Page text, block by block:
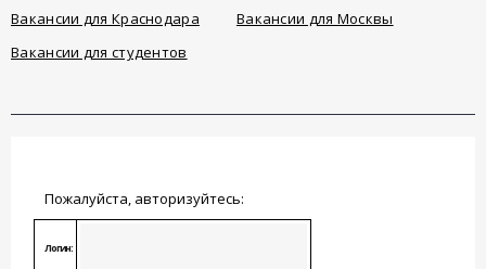
Вакансии для Краснодара
Вакансии для Москвы
Вакансии для студентов
Пожалуйста, авторизуйтесь:
Логин: